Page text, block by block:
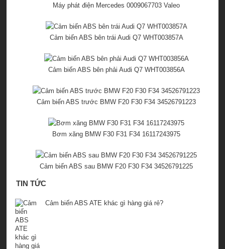
Máy phát điện Mercedes 0009067703 Valeo
Cảm biến ABS bên trái Audi Q7 WHT003857A
Cảm biến ABS bên phải Audi Q7 WHT003856A
Cảm biến ABS trước BMW F20 F30 F34 34526791223
Bơm xăng BMW F30 F31 F34 16117243975
Cảm biến ABS sau BMW F20 F30 F34 34526791225
TIN TỨC
Cảm biến ABS ATE khác gì hàng giá rẻ?